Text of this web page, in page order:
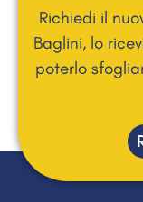
Richiedi il
Baglini, lo
poterlo